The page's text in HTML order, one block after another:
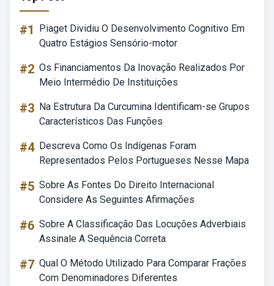
#1
Piaget Dividiu O Desenvolvimento Cognitivo Em
Quatro Estágios Sensório-motor
#2 Os Financiamentos Da Inovação Realizados Por
Meio Intermédio De Instituições
#3 Na Estrutura Da Curcumina Identificam-se Grupos
Característicos Das Funções
#4 Descreva Como Os Indígenas Foram
Representados Pelos Portugueses Nesse Mapa
#5 Sobre As Fontes Do Direito Internacional
Considere As Seguintes Afirmações
#6 Sobre A Classificação Das Locuções Adverbiais
Assinale A Sequência Correta
#7 Qual O Método Utilizado Para Comparar Frações
Com Denominadores Diferentes